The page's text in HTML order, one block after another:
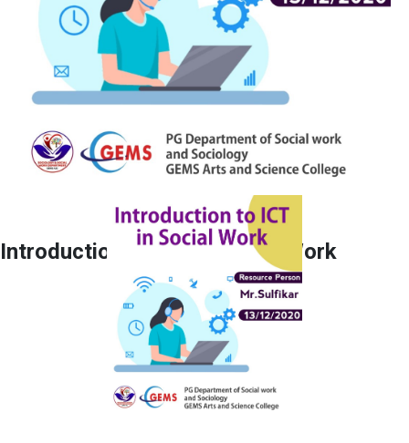
Introduction to ICT in Social Work